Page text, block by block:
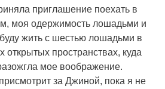
приглашение поехать в
моя одержимость лошадьми и
жить с шестью лошадьми в
открытых пространствах, куда
мое воображение.
за Джиной, пока я не